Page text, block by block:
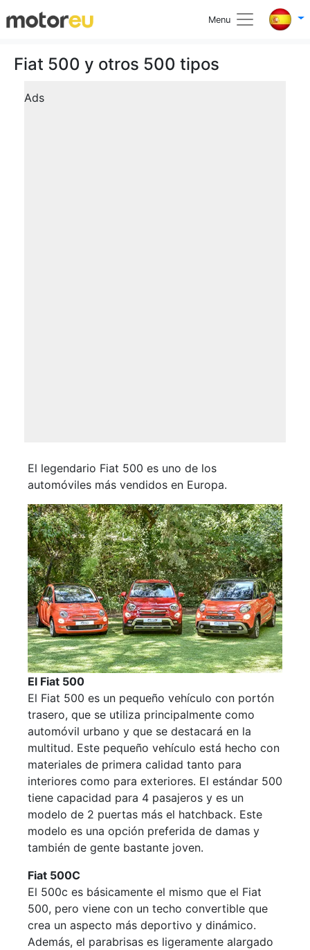
Menu
Fiat 500 y otros 500 tipos
Ads
El legendario Fiat 500 es uno de los
automóviles más vendidos en Europa.
El Fiat 500
El Fiat 500 es un pequeño vehículo con portón
trasero, que se utiliza principalmente como
automóvil urbano y que se destacará en la
multitud. Este pequeño vehículo está hecho con
materiales de primera calidad tanto para
interiores como para exteriores. El estándar 500
tiene capacidad para 4 pasajeros y es un
modelo de 2 puertas más el hatchback. Este
modelo es una opción preferida de damas y
también de gente bastante joven.
Fiat 500C
El 500c es básicamente el mismo que el Fiat
500, pero viene con un techo convertible que
crea un aspecto más deportivo y dinámico.
Además, el parabrisas es ligeramente alargado